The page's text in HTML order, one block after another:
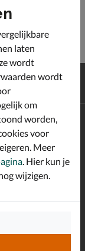
€10,-
laten
wordt
wordt
om
worden,
voor
Meer
. Hier kun je
wijzigen.